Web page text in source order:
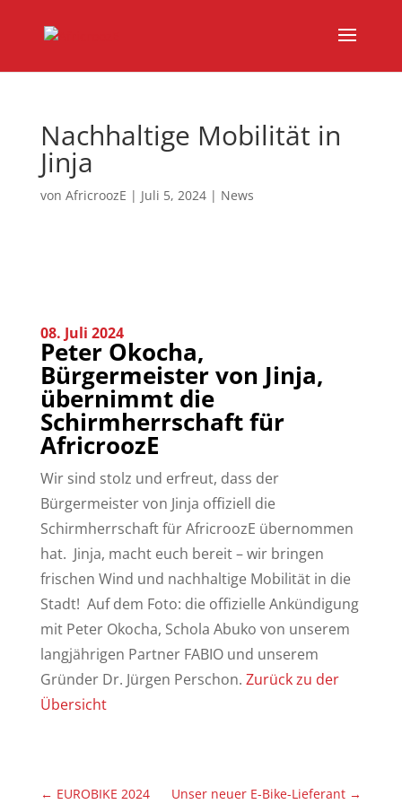
Nachhaltige Mobilität in
Jinja
von AfricroozE | Juli 5, 2024| News
08. Juli 2024
Peter Okocha,
Bürgermeister von Jinja,
übernimmt die
Schirmherrschaft für
AfricroozE
Wir sind stolz und erfreut, dass der
Bürgermeister von Jinja offiziell die
Schirmherrschaft für AfricroozE übernommen
hat. Jinja, macht euch bereit – wir bringen
frischen Wind und nachhaltige Mobilität in die
Stadt! Auf dem Foto: die offizielle Ankündigung
mit Peter Okocha, Schola Abuko von unserem
langjährigen Partner FABIO und unserem
Gründer Dr. Jürgen Perschon. Zurück zu der
Übersicht
← EUROBIKE 2024 Unser neuer E-Bike-Lieferant →